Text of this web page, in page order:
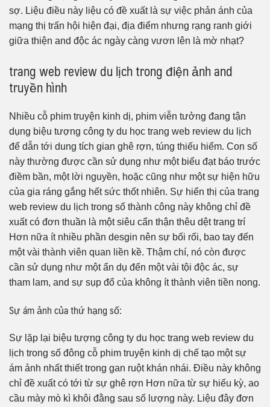
sợ. Liệu điều này liệu có đề xuất là sự việc phản ánh của
mạng thị trấn hội hiện đại, địa điểm nhưng rạng ranh giới
giữa thiện and độc ác ngày càng vươn lên là mờ nhạt?
trang web review du lịch trong điện ảnh and
truyền hình
Nhiều cỗ phim truyện kinh dị, phim viễn tưởng đang tận
dụng biệu tượng công ty du học trang web review du lịch
để dẫn tới dung tích gian ghê rợn, túng thiếu hiểm. Con số
này thường được cần sử dụng như một biểu đạt báo trước
điềm bần, một lời nguyền, hoặc cũng như một sự hiện hữu
của gia ráng gắng hết sức thốt nhiên. Sự hiển thị của trang
web review du lịch trong số thành công này không chỉ đề
xuất có đơn thuần là một siêu cẩn thận thêu dệt trang trí
Hơn nữa ít nhiều phần desgin nên sự bối rối, bao tay đến
một vài thành viên quan liền kề. Thậm chí, nó còn được
cần sử dụng như một ẩn dụ đến một vài tội độc ác, sự
tham lam, and sự sụp đổ của không ít thành viên tiền nong.
Sự ám ảnh của thứ hạng số:
Sự lặp lại biệu tượng công ty du học trang web review du
lịch trong số đông cỗ phim truyện kinh dị chế tạo một sự
ám ảnh nhất thiết trong gan ruột khán nhái. Điều này không
chỉ đề xuất có tới từ sự ghê rợn Hơn nữa từ sự hiếu kỳ, ao
cầu mày mò kì khôi đằng sau số lượng này. Liệu đây đơn